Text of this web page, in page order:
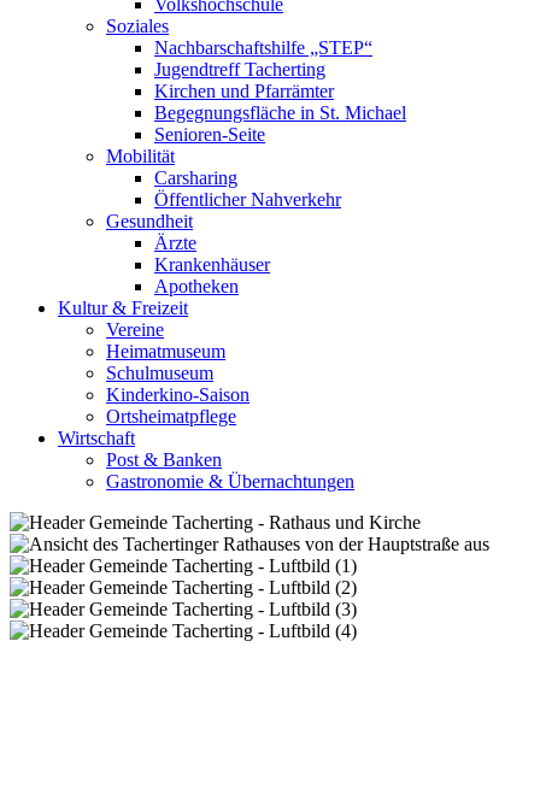
Volkshochschule
Soziales
Nachbarschaftshilfe „STEP“
Jugendtreff Tacherting
Kirchen und Pfarrämter
Begegnungsfläche in St. Michael
Senioren-Seite
Mobilität
Carsharing
Öffentlicher Nahverkehr
Gesundheit
Ärzte
Krankenhäuser
Apotheken
Kultur & Freizeit
Vereine
Heimatmuseum
Schulmuseum
Kinderkino-Saison
Ortsheimatpflege
Wirtschaft
Post & Banken
Gastronomie & Übernachtungen